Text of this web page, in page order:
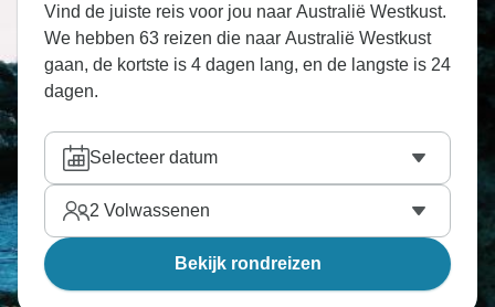
Vind de juiste reis voor jou naar Australië Westkust.
We hebben 63 reizen die naar Australië Westkust
gaan, de kortste is 4 dagen lang, en de langste is 24
dagen.
Selecteer datum
2 Volwassenen
Bekijk rondreizen